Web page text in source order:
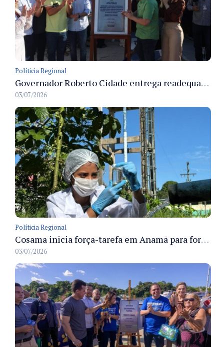
Políticia Regional
Governador Roberto Cidade entrega readequação do ambulatório da FCecon e amplia capacidade de atendimento oncológico em Manaus
03/07/2026
Políticia Regional
Cosama inicia força-tarefa em Anamã para fortalecer abastecimento de água e segurança hídrica da população
03/07/2026